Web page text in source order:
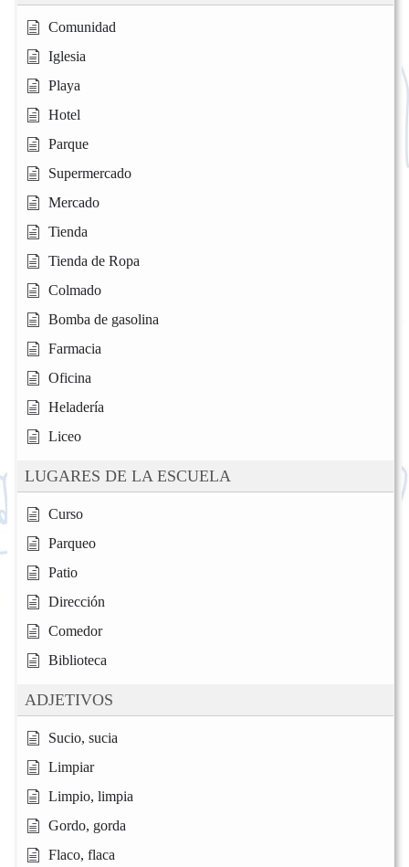
Comunidad
Iglesia
Playa
Hotel
Parque
Supermercado
Mercado
Tienda
Tienda de Ropa
Colmado
Bomba de gasolina
Farmacia
Oficina
Heladería
Liceo
LUGARES DE LA ESCUELA
Curso
Parqueo
Patio
Dirección
Comedor
Biblioteca
ADJETIVOS
Sucio, sucia
Limpiar
Limpio, limpia
Gordo, gorda
Flaco, flaca